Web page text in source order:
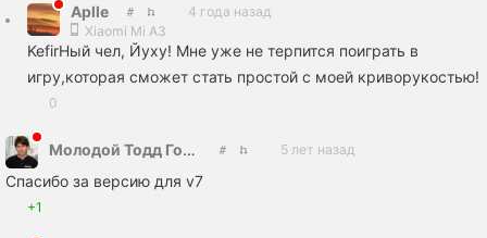
Aplle
4 года назад
Xiaomi Mi A3
KefirНый чел, Йуху! Мне уже не терпится поиграть в
игру,которая сможет стать простой с моей криворукостью!
0
Молодой Тодд Говард 5 лет назад
Спасибо за версию для v7
+1